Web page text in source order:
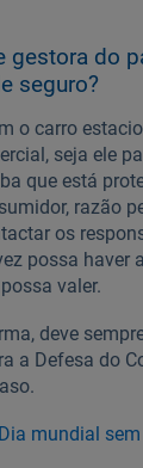
gestora do
seguro?
o carro
seja ele
que está
razão
os
possa haver
valer.
deve
a Defesa do
Dia mundial